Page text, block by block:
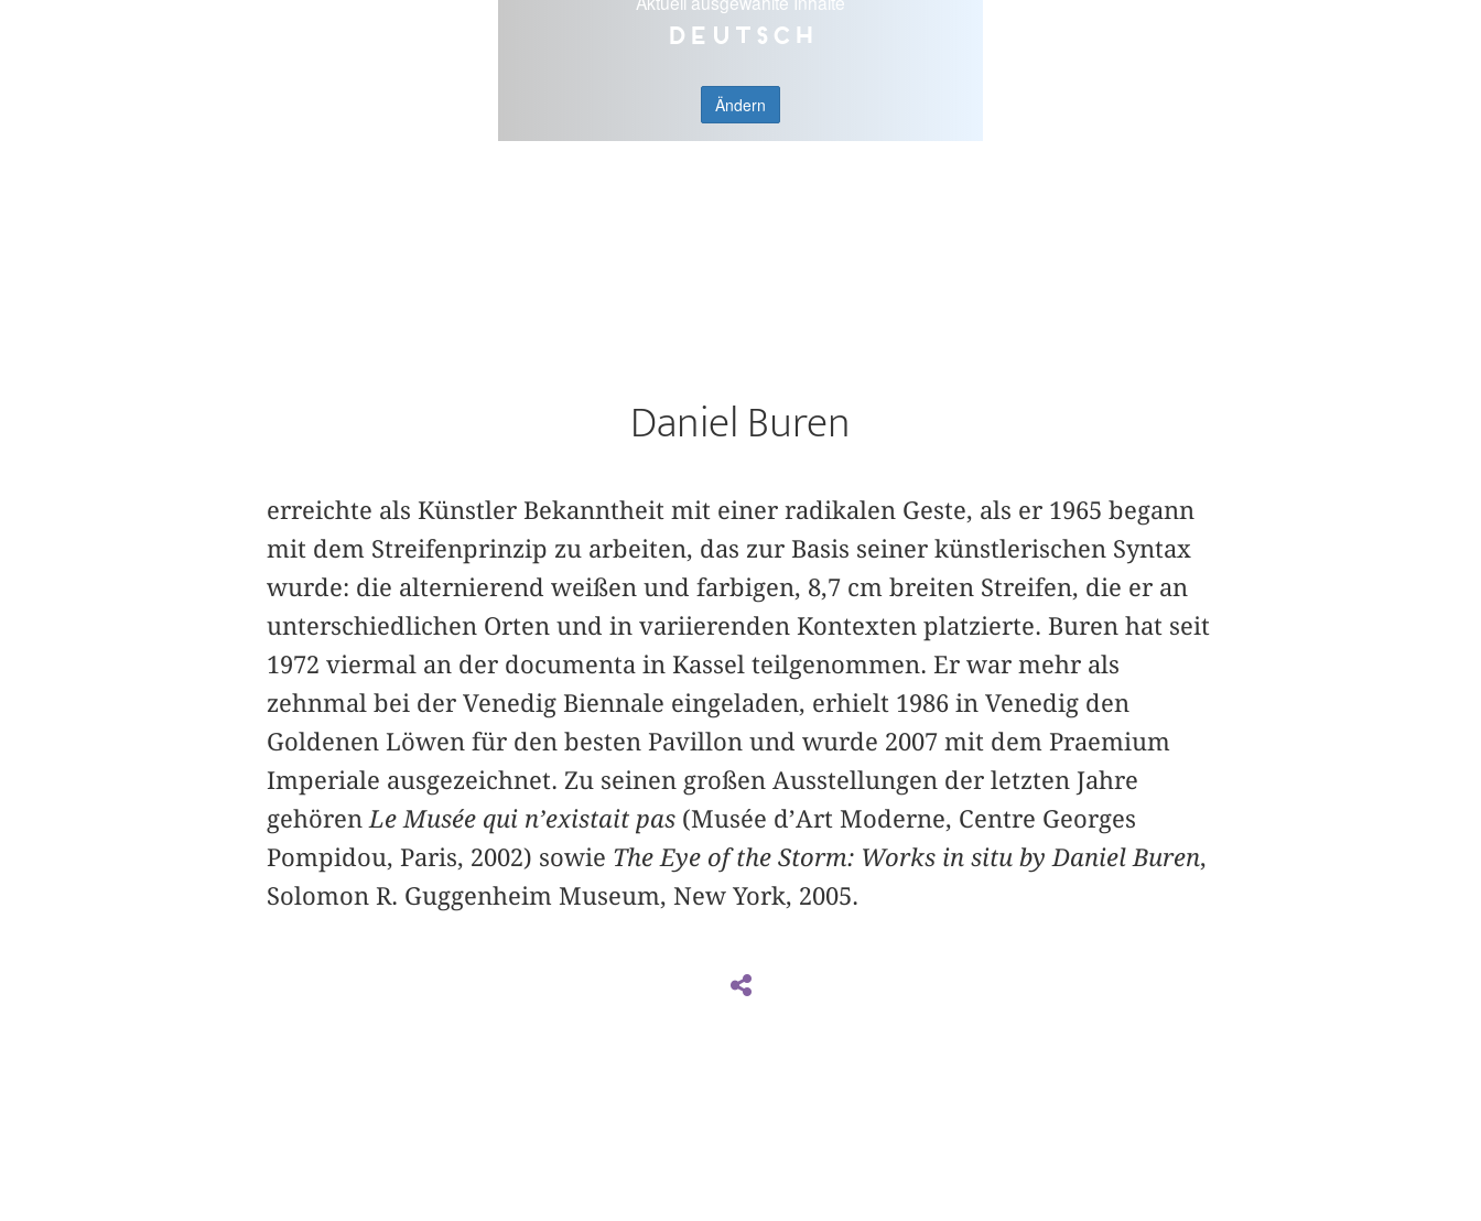
Deutsch
Ändern
Daniel Buren
erreichte als Künstler Bekanntheit mit einer radikalen Geste, als er 1965 begann
mit dem Streifenprinzip zu arbeiten, das zur Basis seiner künstlerischen Syntax
wurde: die alternierend weißen und farbigen, 8,7 cm breiten Streifen, die er an
unterschiedlichen Orten und in variierenden Kontexten platzierte. Buren hat seit
1972 viermal an der documenta in Kassel teilgenommen. Er war mehr als
zehnmal bei der Venedig Biennale eingeladen, erhielt 1986 in Venedig den
Goldenen Löwen für den besten Pavillon und wurde 2007 mit dem Praemium
Imperiale ausgezeichnet. Zu seinen großen Ausstellungen der letzten Jahre
gehören Le Musée qui n’existait pas(Musée d’Art Moderne, Centre Georges
Pompidou, Paris, 2002) sowie The Eye of the Storm: Works in situ by Daniel Buren,
Solomon R. Guggenheim Museum, New York, 2005.